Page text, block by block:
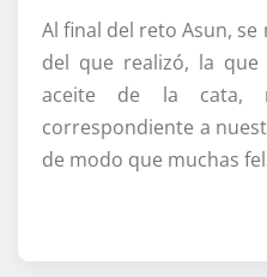
Al final del reto Asun,
del que realizó, la
aceite de la
correspondiente a
de modo que muchas